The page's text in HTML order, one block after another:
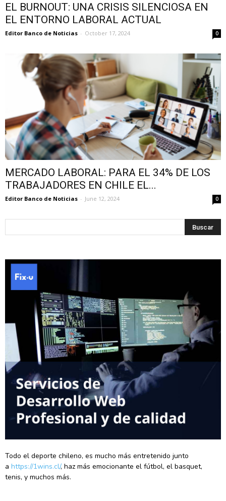
EL BURNOUT: UNA CRISIS SILENCIOSA EN
EL ENTORNO LABORAL ACTUAL
Editor Banco de Noticias - October 17, 2024 0
MERCADO LABORAL: PARA EL 34% DE LOS
TRABAJADORES EN CHILE EL...
Editor Banco de Noticias - June 12, 2024 0
Todo el deporte chileno, es mucho más entretenido junto
a https://1wins.cl/, haz más emocionante el fútbol, el basquet,
tenis, y muchos más.